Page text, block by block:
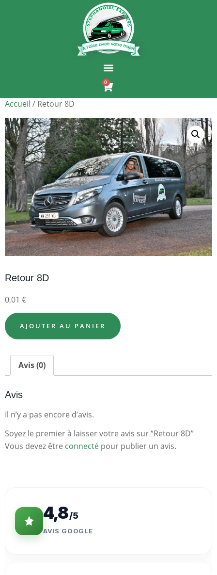
0
Accueil / Retour 8D
Retour 8D
0,01 €
AJOUTER AU PANIER
Avis (0)
Avis
Il n’y a pas encore d’avis.
Soyez le premier à laisser votre avis sur “Retour 8D”
Vous devez être connecté pour publier un avis.
4,8/5
AVIS GOOGLE